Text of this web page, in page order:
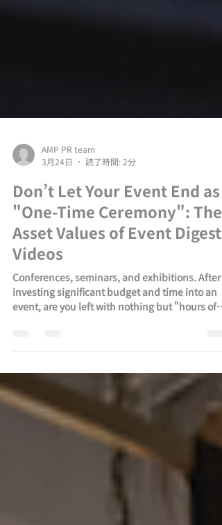
AMP PR team
3月24日
読了時間: 2分
Don’t Let Your Event End as a
"One-Time Ceremony": The
Asset Values of Event Digest
Videos
raw archive footage"? In reality, the true value of
an event is carried forward by a "Digest Video"
(Summary Movie) that condenses hours of
content into just a few minutes. Drawing from
over 1,000 projects, AMP LLC explains why
creating a digest video is a vital strategic move.